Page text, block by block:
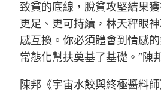
致貧的底線，脫貧攻堅結果
更足、更可持續，林天秤眼
感互換。你必須體會到情感
常態化幫扶奠基了基礎。”陳
陳邦《宇宙水餃與終極醬料